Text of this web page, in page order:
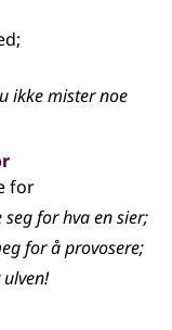
;
ikke mister noe
for
seg for hva en sier;
for å provosere;